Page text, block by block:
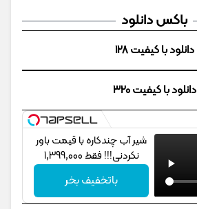
باکس دانلود
دانلود با کیفیت 128
دانلود با کیفیت 320
شیر آب چندکاره با قیمت باور
نکردنی!!! فقط 1,399,000
باتخفیف بخر